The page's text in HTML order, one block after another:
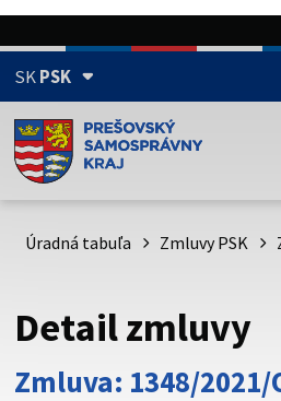
SKPSK
Doména psk.sk je oficiálna
Toto je oficiálna webová stránka
psk.sk.
Buďte pozorní a vždy sa uistite,
cez zabezpečenú webovú
vždy začína https:// pred názvom
Úradná tabuľa Zmluvy PSK
Detail zmluvy
Zmluva: 1348/2021/